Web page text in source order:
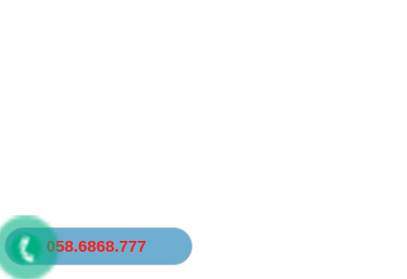
058.6868.777